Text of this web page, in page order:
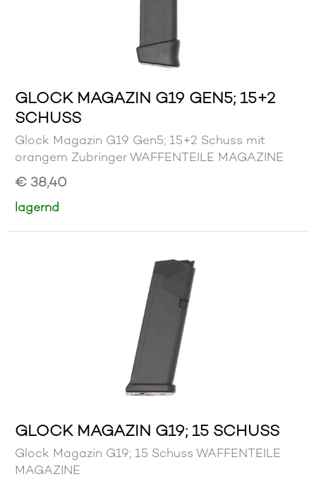
GLOCK MAGAZIN G19 GEN5; 15+2
SCHUSS
Glock Magazin G19 Gen5; 15+2 Schuss mit
orangem Zubringer WAFFENTEILE MAGAZINE
€ 38,40
lagernd
GLOCK MAGAZIN G19; 15 SCHUSS
Glock Magazin G19; 15 Schuss WAFFENTEILE
MAGAZINE